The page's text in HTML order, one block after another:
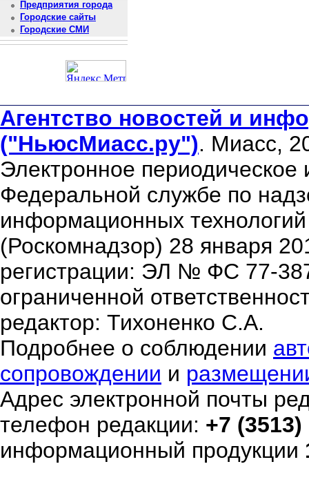
Предприятия города
Городские сайты
Городские СМИ
Агентство новостей и
("НьюсМиасс.ру"). Миасс,
Электронное периодическое
Федеральной службе по
информационных
(Роскомнадзор) 28 января
регистрации: ЭЛ № ФС 77-
ограниченной
редактор: Тихоненко С.А.
Подробнее о соблюдении
сопровождении и
Адрес электронной почты
телефон редакции: +7
информационный продукции